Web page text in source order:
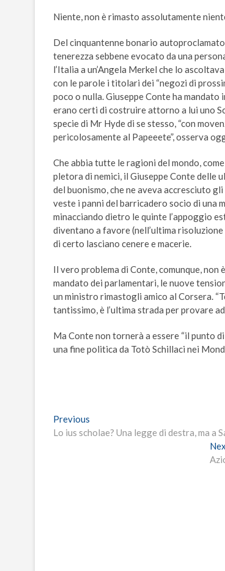
Niente, non è rimasto assolutamente
Del cinquantenne bonario
tenerezza sebbene evocato da una
l’Italia a un’Angela Merkel che lo
con le parole i titolari dei “negozi di
poco o nulla. Giuseppe Conte ha
erano certi di costruire attorno a lui uno
specie di Mr Hyde di se stesso, “con
pericolosamente al Papeeete”, osserva
Che abbia tutte le ragioni del mondo,
pletora di nemici, il Giuseppe Conte delle
del buonismo, che ne aveva accresciuto
veste i panni del barricadero socio di una
minacciando dietro le quinte l’appoggio
diventano a favore (nell’ultima
di certo lasciano cenere e macerie.
Il vero problema di Conte, comunque,
mandato dei parlamentari, le nuove
un ministro rimastogli amico al Corsera.
tantissimo, è l’ultima strada per provare
Ma Conte non tornerà a essere “il punto
una fine politica da Totò Schillaci nei
Navigazione
articoli
Previous
post:
Lo ius scholae? Una legge di destra, ma a